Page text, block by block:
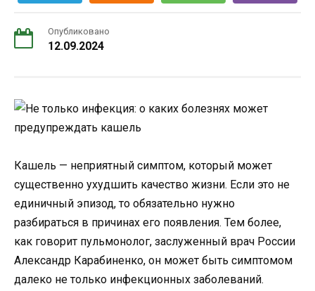
Опубликовано
12.09.2024
Кашель — неприятный симптом, который может
существенно ухудшить качество жизни. Если это не
единичный эпизод, то обязательно нужно
разбираться в причинах его появления. Тем более,
как говорит пульмонолог, заслуженный врач России
Александр Карабиненко, он может быть симптомом
далеко не только инфекционных заболеваний.